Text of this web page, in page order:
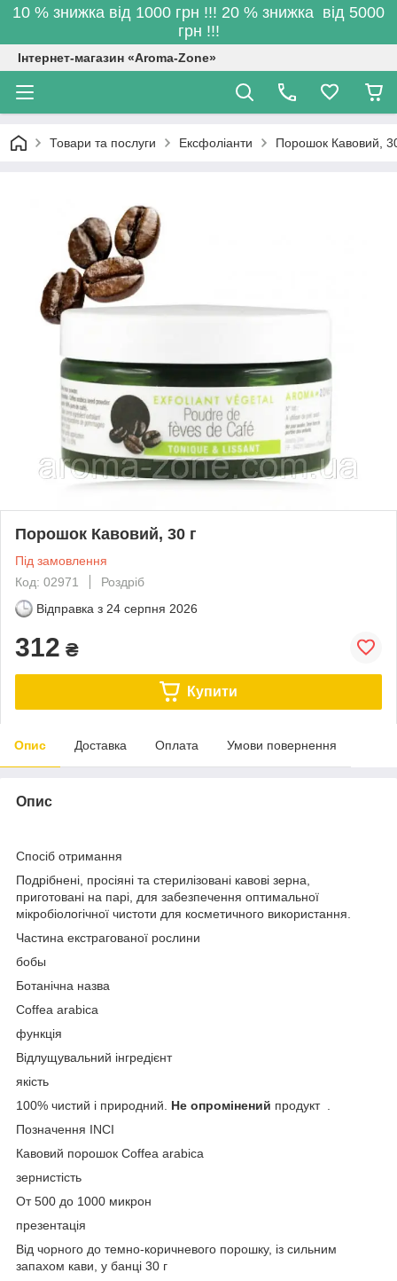
10 % знижка від 1000 грн !!! 20 % знижка від 5000
грн !!!
Інтернет-магазин «Aroma-Zone»
Товари та послуги Ексфоліанти Порошок Кавовий,
Порошок Кавовий, 30 г
Під замовлення
Код: 02971
Роздріб
Відправка з 24 серпня 2026
312 ₴
Купити
Опис Доставка Оплата Умови повернення
Опис
Спосіб отримання
Подрібнені, просіяні та стерилізовані кавові зерна,
приготовані на парі, для забезпечення оптимальної
мікробіологічної чистоти для косметичного використання.
Частина екстрагованої рослини
бобы
Ботанічна назва
Coffea arabica
функція
Відлущувальний інгредієнт
якість
100% чистий і природний. Не опромінений продукт .
Позначення INCI
Кавовий порошок Coffea arabica
зернистість
От 500 до 1000 микрон
презентація
Від чорного до темно-коричневого порошку, із сильним
запахом кави, у банці 30 г